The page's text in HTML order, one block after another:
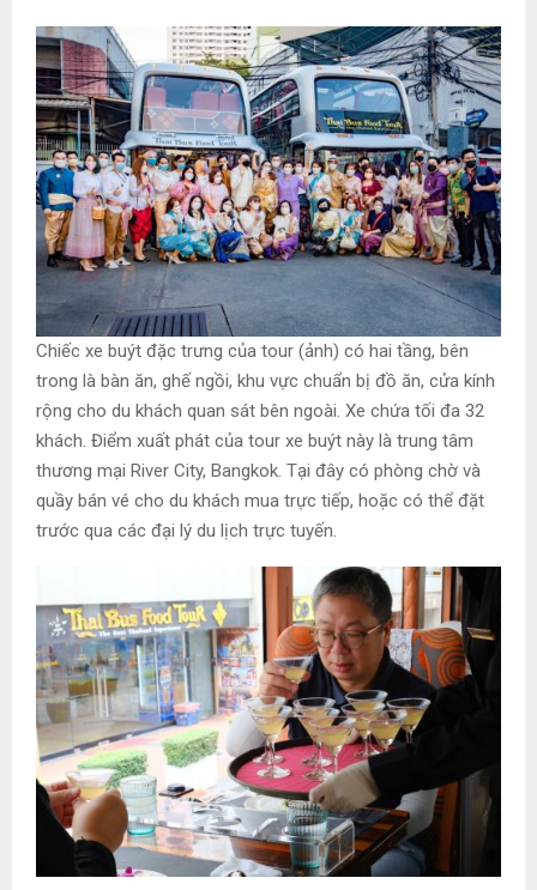
Chiếc xe buýt đặc trưng của tour (ảnh) có hai tầng, bên
trong là bàn ăn, ghế ngồi, khu vực chuẩn bị đồ ăn, cửa kính
rộng cho du khách quan sát bên ngoài. Xe chứa tối đa 32
khách. Điểm xuất phát của tour xe buýt này là trung tâm
thương mại River City, Bangkok. Tại đây có phòng chờ và
quầy bán vé cho du khách mua trực tiếp, hoặc có thể đặt
trước qua các đại lý du lịch trực tuyến.